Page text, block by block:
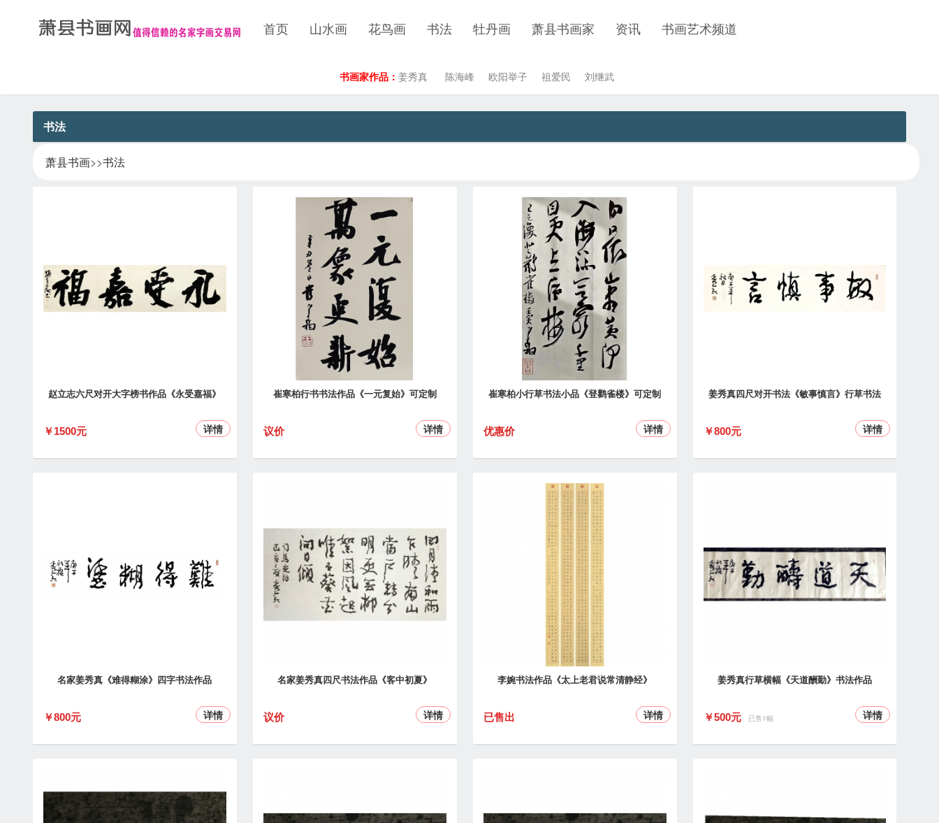
首页 山水画 花鸟画 书法 牡丹画 萧县书画家 资讯 书画艺术频道
书画家作品： 姜秀真 陈海峰 欧阳举子 祖爱民 刘继武
书法
萧县书画>>书法
赵立志六尺对开大字榜书作品《永受嘉福》
￥1500元 详情
崔寒柏行书书法作品《一元复始》可定制
议价 详情
崔寒柏小行草书法小品《登鹳雀楼》可定制
优惠价 详情
姜秀真四尺对开书法《敏事慎言》行草书法
￥800元 详情
名家姜秀真《难得糊涂》四字书法作品
￥800元 详情
名家姜秀真四尺书法作品《客中初夏》
议价 详情
李婉书法作品《太上老君说常清静经》
已售出 详情
姜秀真行草横幅《天道酬勤》书法作品
￥500元 已售1幅 详情